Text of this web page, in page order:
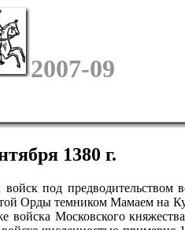
2007-09
1380 г.
войск под
Орды темником Мамаем на
Московского